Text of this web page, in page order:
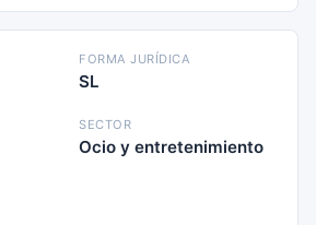
FORMA JURÍDICA
SL
SECTOR
Ocio y entretenimiento